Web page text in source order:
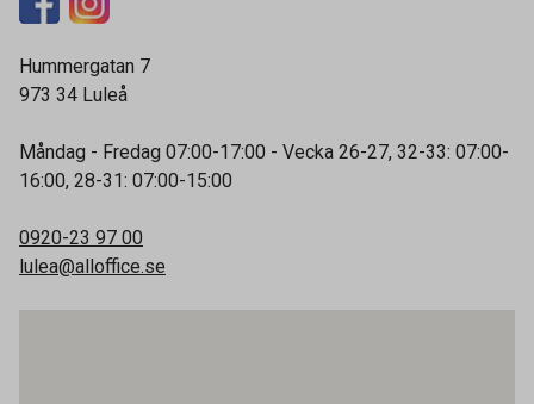
Hummergatan 7
973 34 Luleå
Måndag - Fredag 07:00-17:00 - Vecka 26-27, 32-33: 07:00-
16:00, 28-31: 07:00-15:00
0920-23 97 00
lulea@alloffice.se